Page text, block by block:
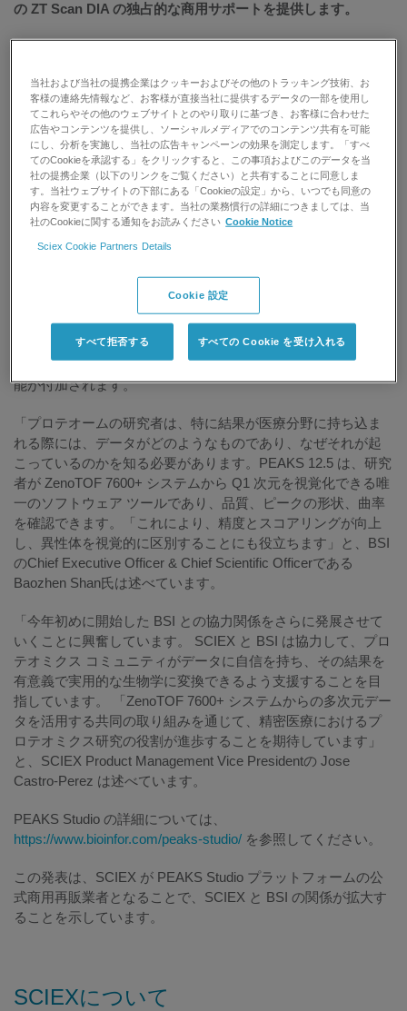
の ZT Scan DIA の独占的な商用サポートを提供します。
リズムを組み合わせて、ZT Scan DIA によるスキャンによる
Q1 四重極次元から取得されたデータを活用します。このソフ
トウェアは、DDA と DIA データ分析アプローチを統合した新
しいスコアリング アルゴリズムを利用してこれを実行し、
ZenoTOF 7600+ システムによって達成される同定および定量
結果の感度と精度の向上を反映します。Q1 次元は、プレカー
サ―情報を MS/MS スキャンに関連付けることでデータに
DDA のような品質を与え、精度を向上させ、同定および定量
化率を高めます。
ァイルをインタラクティブな GUI で表示するため、結果を簡
単に解釈して検証できます。Q1 プロファイルの視覚化によ
り、ネイティブ ペプチドと修飾ペプチドに由来する共溶出フ
ラグメント イオンピークをデコンボリューションする追加機
能が付加されます。
「プロテオームの研究者は、特に結果が医療分野に持ち込ま
れる際には、データがどのようなものであり、なぜそれが起
こっているのかを知る必要があります。PEAKS 12.5 は、研究
者が ZenoTOF 7600+ システムから Q1 次元を視覚化できる唯
一のソフトウェア ツールであり、品質、ピークの形状、曲率
を確認できます。「これにより、精度とスコアリングが向上
し、異性体を視覚的に区別することにも役立ちます」と、BSI
のChief Executive Officer & Chief Scientific Officerである
Baozhen Shan氏は述べています。
「今年初めに開始した BSI との協力関係をさらに発展させて
いくことに興奮しています。 SCIEX と BSI は協力して、プロ
テオミクス コミュニティがデータに自信を持ち、その結果を
有意義で実用的な生物学に変換できるよう支援することを目
指しています。 「ZenoTOF 7600+ システムからの多次元デー
タを活用する共同の取り組みを通じて、精密医療におけるプ
ロテオミクス研究の役割が進歩することを期待しています」
と、SCIEX Product Management Vice Presidentの Jose
Castro-Perez は述べています。
PEAKS Studio の詳細については、
https://www.bioinfor.com/peaks-studio/ を参照してください。
この発表は、SCIEX が PEAKS Studio プラットフォームの公
式商用再販業者となることで、SCIEX と BSI の関係が拡大す
ることを示しています。
SCIEXについて
当社および当社の提携企業はクッキーおよびその他のトラッキング技術、お
客様の連絡先情報など、お客様が直接当社に提供するデータの一部を使用し
てこれらやその他のウェブサイトとのやり取りに基づき、お客様に合わせた
広告やコンテンツを提供し、ソーシャルメディアでのコンテンツ共有を可能
にし、分析を実施し、当社の広告キャンペーンの効果を測定します。「すべ
てのCookieを承認する」をクリックすると、この事項およびこのデータを当
社の提携企業（以下のリンクをご覧ください）と共有することに同意しま
す。当社ウェブサイトの下部にある「Cookieの設定」から、いつでも同意の
内容を変更することができます。当社の業務慣行の詳細につきましては、当
社のCookieに関する通知をお読みください Cookie Notice
Sciex Cookie Partners Details
Cookie 設定
すべて拒否する すべての Cookie を受け入れる